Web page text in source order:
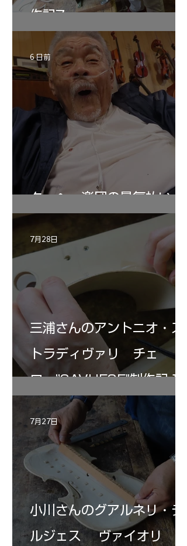
作記7
ターヘー楽団の暑気払い
6 日前
三浦さんのアントニオ・ス
トラディヴァリ チェ
ロ ”SAVUESE"制作記１2
7月28日
小川さんのグアルネリ・デ
ルジェス ヴァイオリ
7月27日